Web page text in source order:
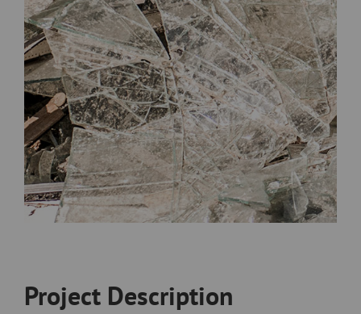
Project Description